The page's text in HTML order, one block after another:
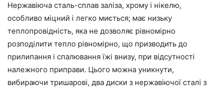
Нержавіюча сталь-сплав заліза, хрому і нікелю,
особливо міцний і легко миється; має низьку
теплопровідність, яка не дозволяє рівномірно
розподілити тепло рівномірно, що призводить до
прилипання і спалювання їжі внизу, при відсутності
належного приправи. Цього можна уникнути,
вибираючи тришарові, два диски з нержавіючої сталі з